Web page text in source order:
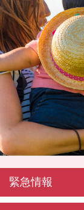
緊急情報